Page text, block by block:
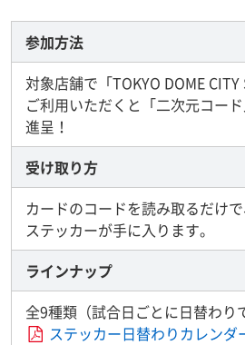
参加方法
対象店舗で「TOKYO DOME CITY
ご利用いただくと「二次元コー
進呈！
受け取り方
カードのコードを読み取るだけ
ステッカーが手に入ります。
ラインナップ
全9種類（試合日ごとに日替わり
ステッカー日替わりカレンダ